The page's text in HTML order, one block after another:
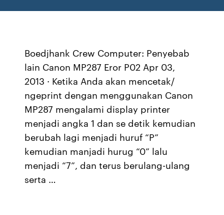
Boedjhank Crew Computer: Penyebab
lain Canon MP287 Eror P02 Apr 03,
2013 · Ketika Anda akan mencetak/
ngeprint dengan menggunakan Canon
MP287 mengalami display printer
menjadi angka 1 dan se detik kemudian
berubah lagi menjadi huruf “P”
kemudian manjadi hurug “0” lalu
menjadi “7”, dan terus berulang-ulang
serta …